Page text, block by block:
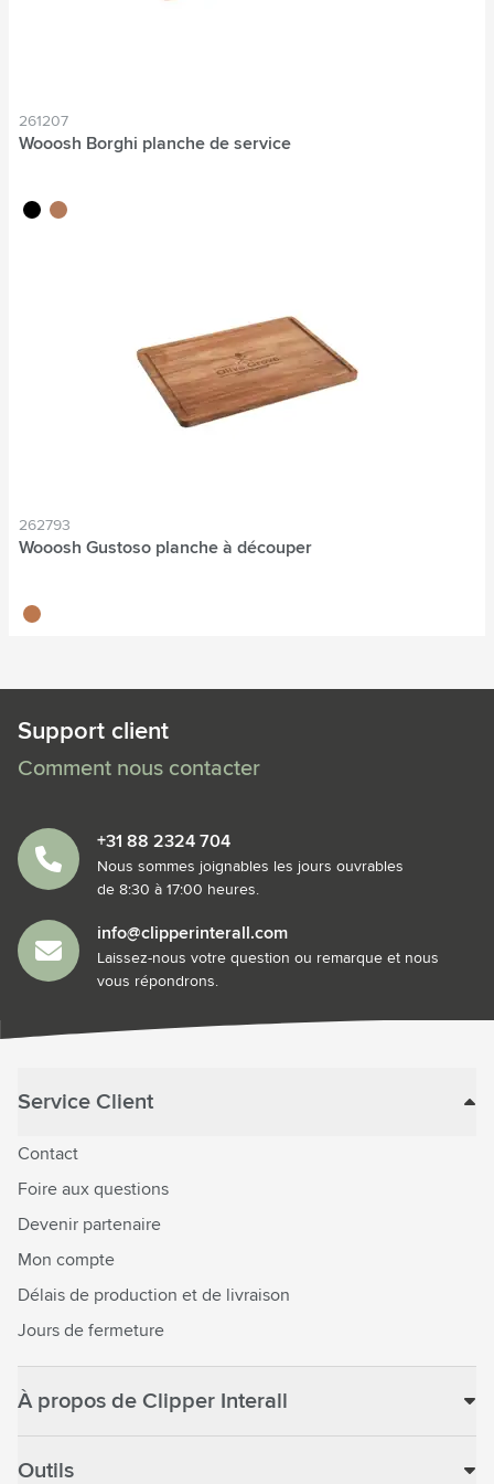
261207
Wooosh Borghi planche de service
noir brun bois
262793
Wooosh Gustoso planche à découper
brun bois
Support client
Comment nous contacter
+31 88 2324 704
Nous sommes joignables les jours ouvrables
de 8:30 à 17:00 heures.
info@clipperinterall.com
Laissez-nous votre question ou remarque et nous
vous répondrons.
Service Client
Contact
Foire aux questions
Devenir partenaire
Mon compte
Délais de production et de livraison
Jours de fermeture
À propos de Clipper Interall
Outils